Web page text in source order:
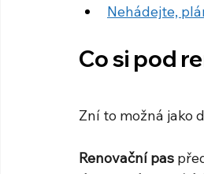
Nehádejte,
Co si pod
Zní to možná jako
Renovační pas